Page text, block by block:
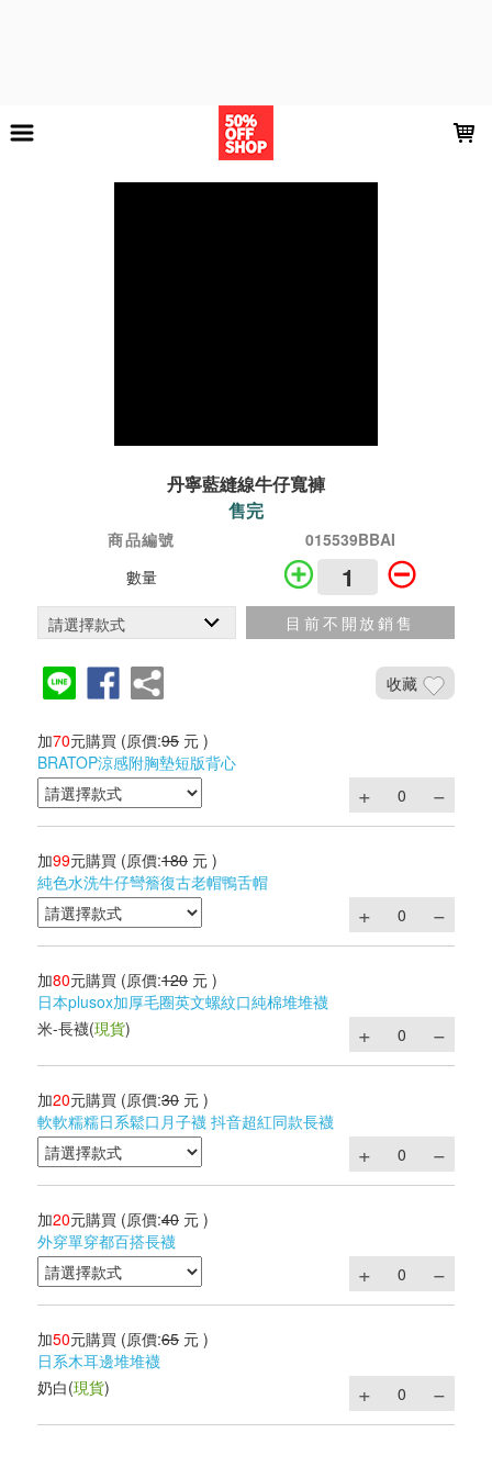
丹寧藍縫線牛仔寬褲
售完
商品編號
015539BBAI
數量
目前不開放銷售
收藏
加70元購買 (原價:95 元 )
BRATOP涼感附胸墊短版背心
加99元購買 (原價:180 元 )
純色水洗牛仔彎簷復古老帽鴨舌帽
加80元購買 (原價:120 元 )
日本plusox加厚毛圈英文螺紋口純棉堆堆襪
米-長襪(現貨)
加20元購買 (原價:30 元 )
軟軟糯糯日系鬆口月子襪 抖音超紅同款長襪
加20元購買 (原價:40 元 )
外穿單穿都百搭長襪
加50元購買 (原價:65 元 )
日系木耳邊堆堆襪
奶白(現貨)